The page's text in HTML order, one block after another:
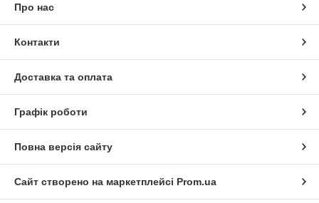
Про нас
Контакти
Доставка та оплата
Графік роботи
Повна версія сайту
Сайт створено на маркетплейсі Prom.ua